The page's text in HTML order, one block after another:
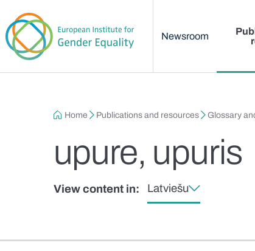
Newsroom
Breadcrumb
Home Publications and resources Glossary
upure, upuris
View content in: Latviešu